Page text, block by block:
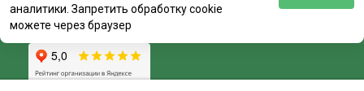
аналитики. Запретить обработку cookie
можете через браузер